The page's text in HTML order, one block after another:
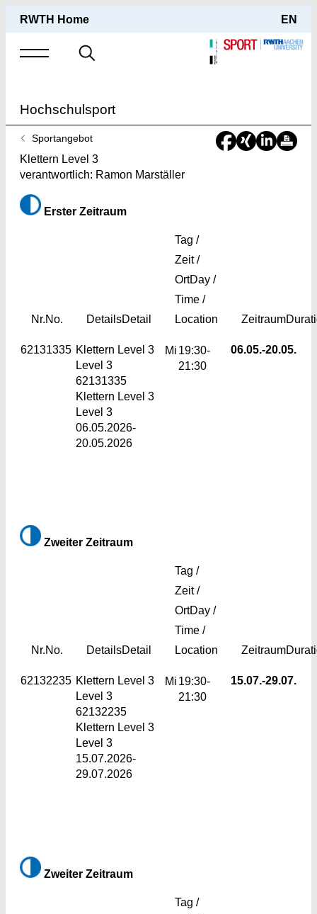
RWTH Home EN
Suche
Hochschulsport
Sie
sind
hier:
Sportangebot
Klettern Level 3
verantwortlich: Ramon Marställer
Erster Zeitraum
Nr.No. DetailsDetail
Tag /
Zeit /
OrtDay /
Time /
Location
Zeitraum
62131335 Klettern Level 3
Level 3
62131335
Klettern Level 3
Level 3
06.05.2026-
20.05.2026
Mi 19:30-
21:30
06.05.-20.05.
Zweiter Zeitraum
Nr.No. DetailsDetail
Tag /
Zeit /
OrtDay /
Time /
Location
Zeitraum
62132235 Klettern Level 3
Level 3
62132235
Klettern Level 3
Level 3
15.07.2026-
29.07.2026
Mi 19:30-
21:30
15.07.-29.07.
Zweiter Zeitraum
Tag /